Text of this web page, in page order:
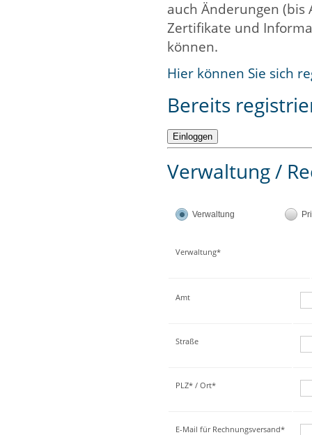
auch Änderungen
Zertifikate und
können.
Hier können Sie sich
Bereits
Verwaltung /
Verwaltung
Verwaltung*
Amt
Straße
PLZ* / Ort*
E-Mail für Rechnungsversand*